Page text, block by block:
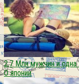
2,7 Млн мужчин и одна
О японии